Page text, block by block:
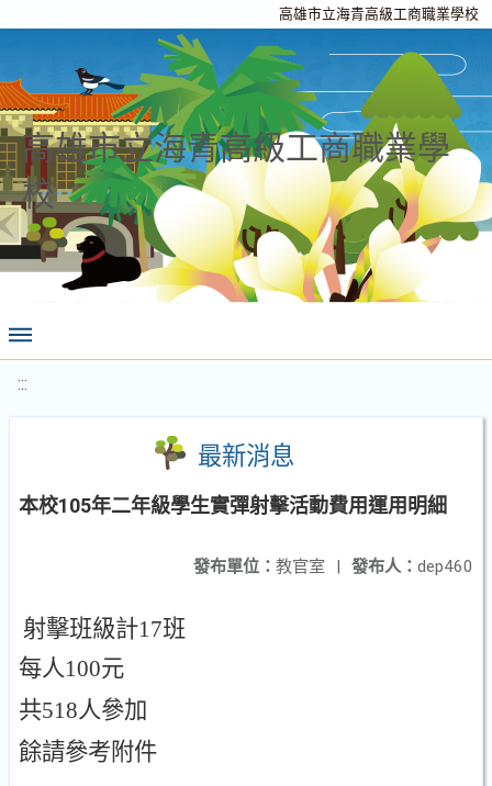
高雄市立海青高級工商職業學校
高雄市立海青高級工商職業學
校
:::
最新消息
本校105年二年級學生實彈射擊活動費用運用明細
發布人： dep460
發布單位： 教官室 |
射擊班級計17班
每人100元
共518人參加
餘請參考附件